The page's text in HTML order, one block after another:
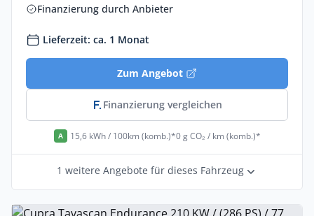
Finanzierung durch Anbieter
Lieferzeit: ca. 1 Monat
Zum Angebot
Finanzierung vergleichen
A 15,6 kWh / 100km (komb.)*0 g CO₂ / km (komb.)*
1 weitere Angebote für dieses Fahrzeug